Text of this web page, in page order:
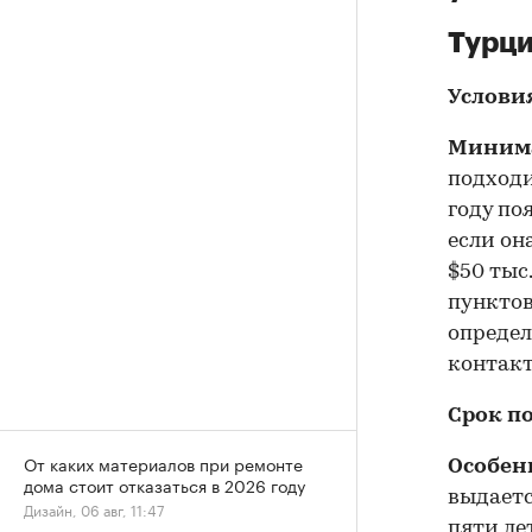
году
если
$50
Срок
От каких материалов при ремонте
дома стоит отказаться в 2026 году
Дизайн, 06 авг, 11:47